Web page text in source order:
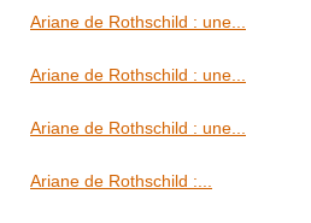
Ariane de Rothschild : une...
Ariane de Rothschild : une...
Ariane de Rothschild : une...
Ariane de Rothschild :...